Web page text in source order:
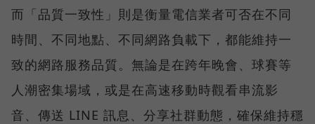
而「品質一致性」則是衡量電信業者可否在不同
時間、不同地點、不同網路負載下，都能維持一
致的網路服務品質。無論是在跨年晚會、球賽等
人潮密集場域，或是在高速移動時觀看串流影
音、傳送 LINE 訊息、分享社群動態，確保維持穩